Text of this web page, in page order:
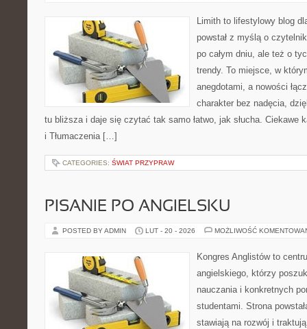
Limith to lifestylowy blog
powstał z myślą o
po całym dniu, ale też o
trendy. To miejsce, w
anegdotami, a nowości
charakter bez nadęcia,
tu bliższa i daje się czytać tak samo łatwo, jak słucha. Ciekawe
i Tłumaczenia […]
CATEGORIES: ŚWIAT PRZYPRAW
PISANIE PO ANGIELSKU
POSTED BY ADMIN LUT - 20 - 2026 MOŻLIWOŚĆ
Kongres Anglistów to
angielskiego, którzy
nauczania i konkretnych
studentami. Strona
stawiają na rozwój i